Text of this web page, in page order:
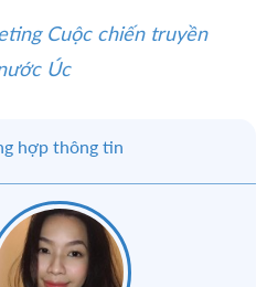
Cuộc chiến truyền
Úc
hợp thông tin
#tin nóng
#digital marketing
#Google Ads